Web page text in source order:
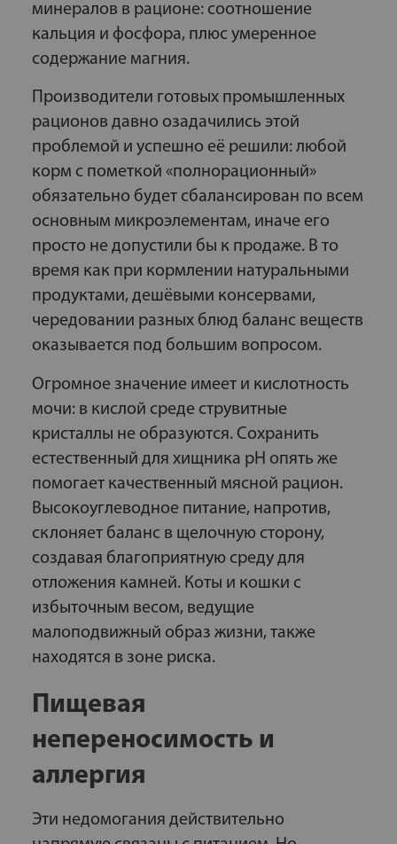
минералов в рационе: соотношение
кальция и фосфора, плюс умеренное
содержание магния.
Производители готовых промышленных
рационов давно озадачились этой
проблемой и успешно её решили: любой
корм с пометкой «полнорационный»
обязательно будет сбалансирован по всем
основным микроэлементам, иначе его
просто не допустили бы к продаже. В то
время как при кормлении натуральными
продуктами, дешёвыми консервами,
чередовании разных блюд баланс веществ
оказывается под большим вопросом.
Огромное значение имеет и кислотность
мочи: в кислой среде струвитные
кристаллы не образуются. Сохранить
естественный для хищника pH опять же
помогает качественный мясной рацион.
Высокоуглеводное питание, напротив,
склоняет баланс в щелочную сторону,
создавая благоприятную среду для
отложения камней. Коты и кошки с
избыточным весом, ведущие
малоподвижный образ жизни, также
находятся в зоне риска.
Пищевая
непереносимость и
аллергия
Эти недомогания действительно